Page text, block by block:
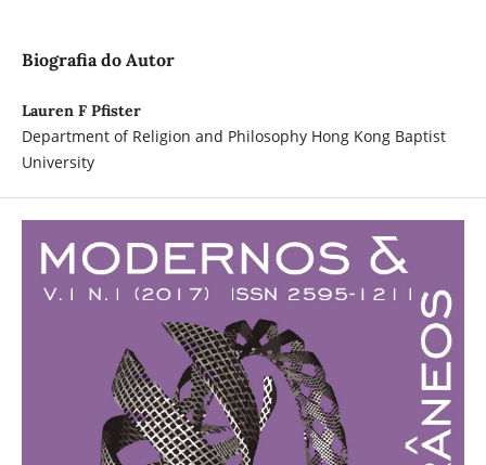
Biografia do Autor
Lauren F Pfister
Department of Religion and Philosophy Hong Kong Baptist
University